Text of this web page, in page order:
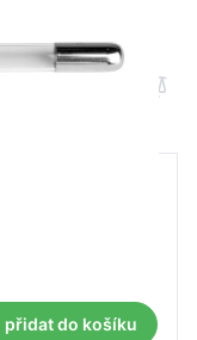
přidat do košíku